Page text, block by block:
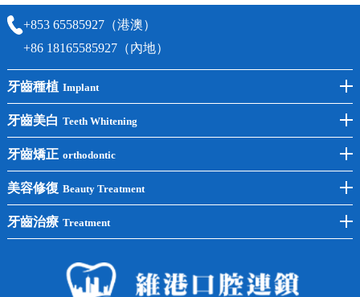
+853 65585927（港澳）
+86 18165585927（內地）
牙齒種植 Implant
前牙種植
後牙種植
單顆種植
半口種植
全口種植
牙齒美白 Teeth Whitening
冷光美白
洗牙
四環素牙
常見問題
牙齒矯正 orthodontic
牙齒矯正
兒童矯正
美容修復 Beauty Treatment
全瓷牙
牙齒治療 Treatment